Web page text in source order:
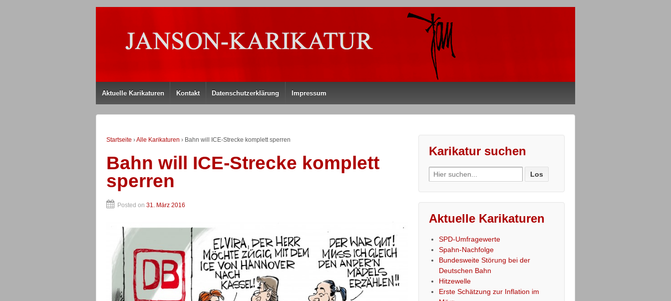
Aktuelle Karikaturen Kontakt Datenschutzerklärung Impressum
Startseite ›Alle Karikaturen › Bahn will ICE-Strecke komplett sperren
Bahn will ICE-Strecke komplett
sperren
Posted on 31. März 2016
Karikatur suchen
Search
for:
Aktuelle Karikaturen
SPD-Umfragewerte
Spahn-Nachfolge
Bundesweite Störung bei der
Deutschen Bahn
Hitzewelle
Erste Schätzung zur Inflation im